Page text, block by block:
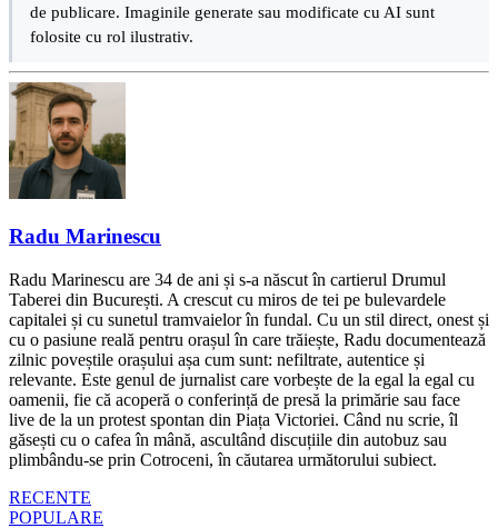
de publicare. Imaginile generate sau modificate cu AI sunt
folosite cu rol ilustrativ.
Radu Marinescu
Radu Marinescu are 34 de ani și s-a născut în cartierul Drumul
Taberei din București. A crescut cu miros de tei pe bulevardele
capitalei și cu sunetul tramvaielor în fundal. Cu un stil direct, onest și
cu o pasiune reală pentru orașul în care trăiește, Radu documentează
zilnic poveștile orașului așa cum sunt: nefiltrate, autentice și
relevante. Este genul de jurnalist care vorbește de la egal la egal cu
oamenii, fie că acoperă o conferință de presă la primărie sau face
live de la un protest spontan din Piața Victoriei. Când nu scrie, îl
găsești cu o cafea în mână, ascultând discuțiile din autobuz sau
plimbându-se prin Cotroceni, în căutarea următorului subiect.
RECENTE
POPULARE